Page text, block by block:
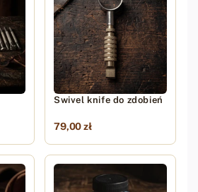
Swivel knife do zdobień
79,00 zł